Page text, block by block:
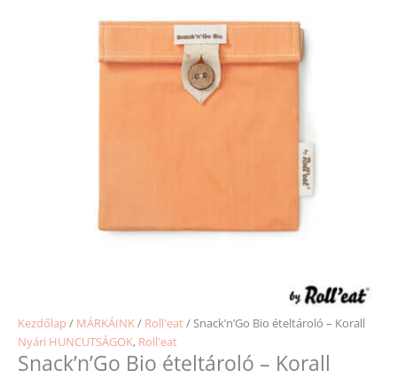
Kezdőlap / MÁRKÁINK/ Roll'eat/ Snack’n’Go Bio ételtároló – Korall
Nyári HUNCUTSÁGOK, Roll'eat
Snack’n’Go Bio ételtároló – Korall